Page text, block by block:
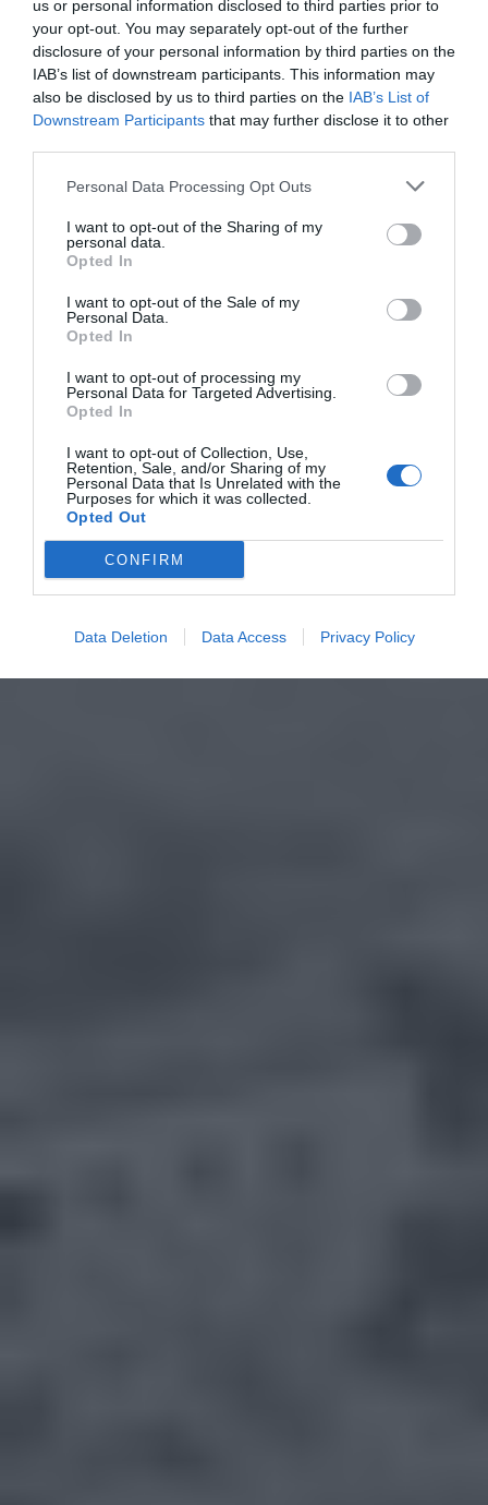
us or personal information disclosed to third parties prior to
your opt-out. You may separately opt-out of the further
disclosure of your personal information by third parties on the
IAB’s list of downstream participants. This information may
also be disclosed by us to third parties on the IAB’s List of
Downstream Participants that may further disclose it to other
Personal Data Processing Opt Outs
I want to opt-out of the Sharing of my
personal data.
Opted In
I want to opt-out of the Sale of my
Personal Data.
Opted In
I want to opt-out of processing my
Personal Data for Targeted Advertising.
Opted In
I want to opt-out of Collection, Use,
Retention, Sale, and/or Sharing of my
Personal Data that Is Unrelated with the
Purposes for which it was collected.
Opted Out
CONFIRM
Data Deletion Data Access Privacy Policy